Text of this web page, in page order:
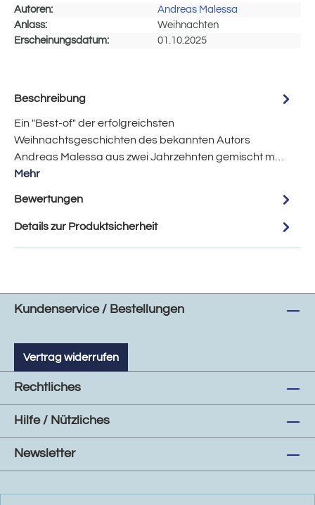
Autoren:
Andreas Malessa
Anlass:
Weihnachten
Erscheinungsdatum:
01.10.2025
Beschreibung
Ein "Best-of" der erfolgreichsten
Weihnachtsgeschichten des bekannten Autors
Andreas Malessa aus zwei Jahrzehnten gemischt m…
Mehr
Bewertungen
Details zur Produktsicherheit
Kundenservice / Bestellungen
Vertrag widerrufen
Rechtliches
Hilfe / Nützliches
Newsletter